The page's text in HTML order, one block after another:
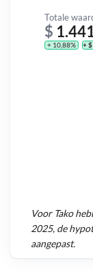
Totale
$
+ 10,88% +
Voor Tako
2025, de
aangepast.